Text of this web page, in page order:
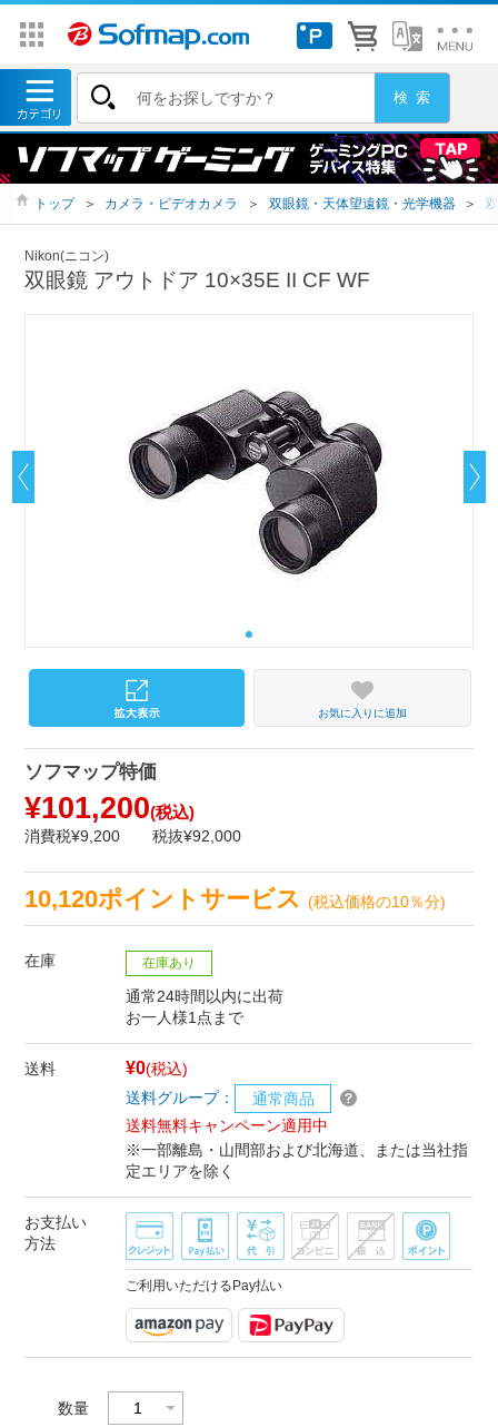
トップ ＞ カメラ・ビデオカメラ ＞ 双眼鏡・天体望遠鏡・光学機器 ＞
Nikon(ニコン)
双眼鏡 アウトドア 10×35E II CF WF
お気に入りに追加
ソフマップ特価
¥101,200(税込)
消費税¥9,200 税抜¥92,000
10,120ポイントサービス(税込価格の10％分)
在庫 在庫あり
通常24時間以内に出荷
お一人様1点まで
送料 ¥0(税込)
送料グループ：
通常商品
送料無料キャンペーン適用中
※一部離島・山間部および北海道、または当社指
定エリアを除く
お支払い
方法
ご利用いただけるPay払い
数量